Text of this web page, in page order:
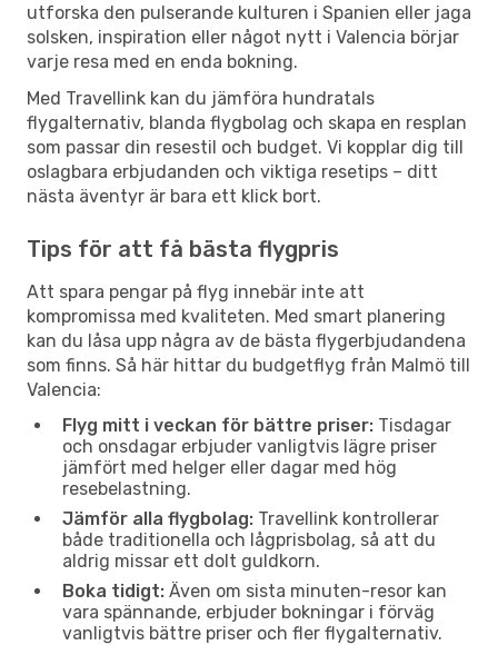
utforska den pulserande kulturen i Spanien eller jaga
solsken, inspiration eller något nytt i Valencia börjar
varje resa med en enda bokning.
Med Travellink kan du jämföra hundratals
flygalternativ, blanda flygbolag och skapa en resplan
som passar din resestil och budget. Vi kopplar dig till
oslagbara erbjudanden och viktiga resetips – ditt
nästa äventyr är bara ett klick bort.
Tips för att få bästa flygpris
Att spara pengar på flyg innebär inte att
kompromissa med kvaliteten. Med smart planering
kan du låsa upp några av de bästa flygerbjudandena
som finns. Så här hittar du budgetflyg från Malmö till
Valencia:
Flyg mitt i veckan för bättre priser: Tisdagar
och onsdagar erbjuder vanligtvis lägre priser
jämfört med helger eller dagar med hög
resebelastning.
Jämför alla flygbolag: Travellink kontrollerar
både traditionella och lågprisbolag, så att du
aldrig missar ett dolt guldkorn.
Boka tidigt: Även om sista minuten-resor kan
vara spännande, erbjuder bokningar i förväg
vanligtvis bättre priser och fler flygalternativ.